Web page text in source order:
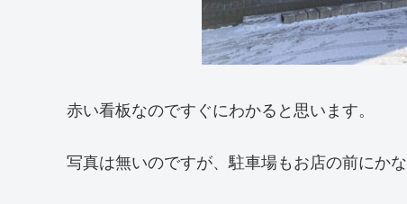
赤い看板なのですぐにわかると思います。
写真は無いのですが、駐車場もお店の前にか